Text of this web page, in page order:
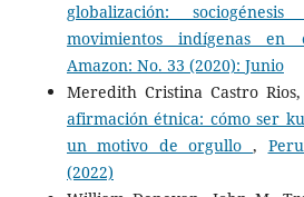
globalización:
movimientos indígenas
Amazon: No. 33 (2020): Junio
Meredith Cristina Castro
afirmación étnica: cómo ser
un motivo de orgullo ,
(2022)